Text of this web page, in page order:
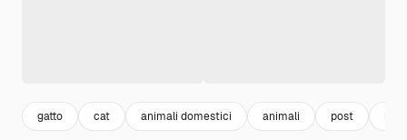
gatto cat animali domestici animali post